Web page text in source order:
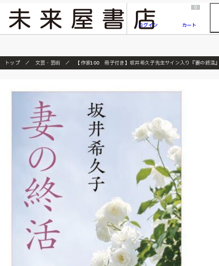
『ONE PIECE magazine 021 ONE PIECEカード付き同梱版』発売延期のご案内
ログイン
0
カート
トップ 文芸・芸術 【作家100 冊子付き】坂井希久子先生サイン入り『妻の終活